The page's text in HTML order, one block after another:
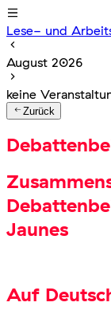
Lese- und
August 2026
keine
Zurück
Jaunes
Auf